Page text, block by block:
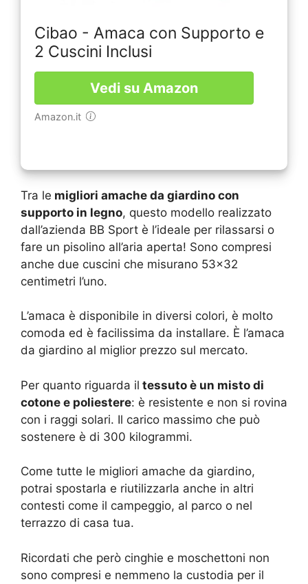
Cibao - Amaca con Supporto e
2 Cuscini Inclusi
Vedi su Amazon
Amazon.it
Tra le migliori amache da giardino con
supporto in legno, questo modello realizzato
dall’azienda BB Sport è l’ideale per rilassarsi o
fare un pisolino all’aria aperta! Sono compresi
anche due cuscini che misurano 53×32
centimetri l’uno.
L’amaca è disponibile in diversi colori, è molto
comoda ed è facilissima da installare. È l’amaca
da giardino al miglior prezzo sul mercato.
Per quanto riguarda il tessuto è un misto di
cotone e poliestere: è resistente e non si rovina
con i raggi solari. Il carico massimo che può
sostenere è di 300 kilogrammi.
Come tutte le migliori amache da giardino,
potrai spostarla e riutilizzarla anche in altri
contesti come il campeggio, al parco o nel
terrazzo di casa tua.
Ricordati che però cinghie e moschettoni non
sono compresi e nemmeno la custodia per il